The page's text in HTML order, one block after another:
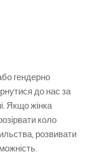
гендерно
до нас за
Якщо жінка
коло
розвивати